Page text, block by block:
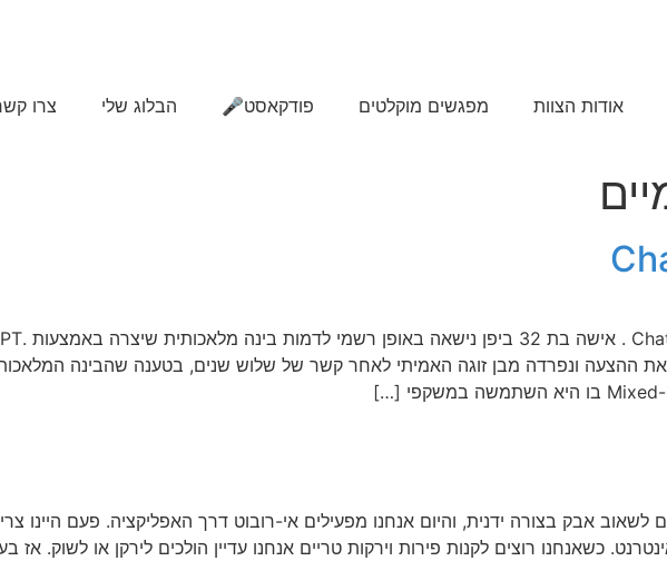
אודות הצוות מפגשים מוקלטים פודקאסט🎤 הבלוג שלי צרו
את ההצעה ונפרדה מבן זוגה האמיתי לאחר קשר של שלוש שנים, בטענה שהבינה
אבק בצורה ידנית, והיום אנחנו מפעילים אי-רובוט דרך האפליקציה. פעם היינו
כשאנחנו רוצים לקנות פירות וירקות טריים אנחנו עדיין הולכים לירקן או לשוק. אז